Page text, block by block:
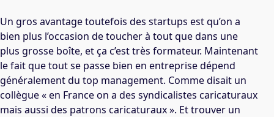
Un gros avantage toutefois des startups est qu’on a
bien plus l’occasion de toucher à tout que dans une
plus grosse boîte, et ça c’est très formateur. Maintenant
le fait que tout se passe bien en entreprise dépend
généralement du top management. Comme disait un
collègue « en France on a des syndicalistes caricaturaux
mais aussi des patrons caricaturaux ». Et trouver un